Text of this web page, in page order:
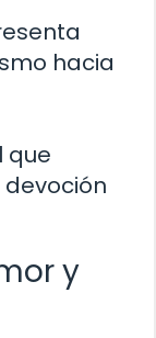
hacia
que
y